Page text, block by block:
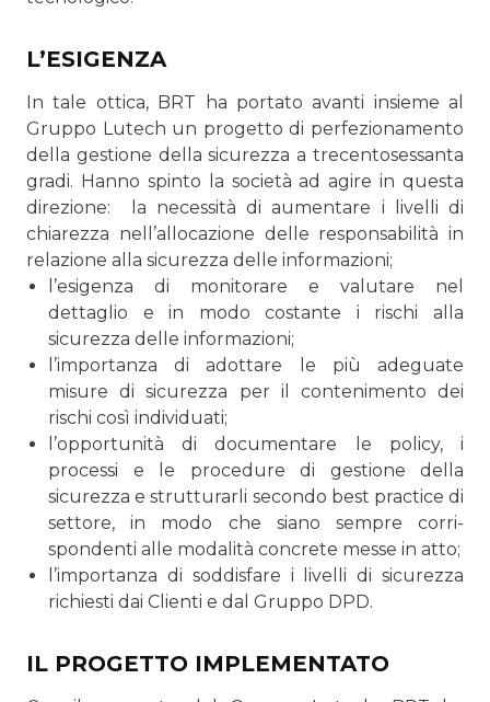
L’ESIGENZA
In tale ottica, BRT ha portato avanti insieme al
Gruppo Lutech un progetto di perfezionamento
della gestione della sicurezza a trecentosessanta
gradi. Hanno spinto la società ad agire in questa
direzione: la necessità di aumentare i livelli di
chiarezza nell’alloca­zione delle responsabilità in
relazione alla sicurezza delle informazioni;
l’esigenza di monitorare e valutare nel
dettaglio e in modo costante i rischi alla
sicurezza delle informazioni;
l’importanza di adottare le più adeguate
misure di sicu­rezza per il contenimento dei
rischi così individuati;
l’opportunità di documentare le policy, i
processi e le pro­cedure di gestione della
sicurezza e strutturarli secondo best practice di
settore, in modo che siano sempre corri­
spondenti alle modalità concrete messe in atto;
l’importanza di soddisfare i livelli di sicurezza
richiesti dai Clienti e dal Gruppo DPD.
IL PROGETTO IMPLEMENTATO